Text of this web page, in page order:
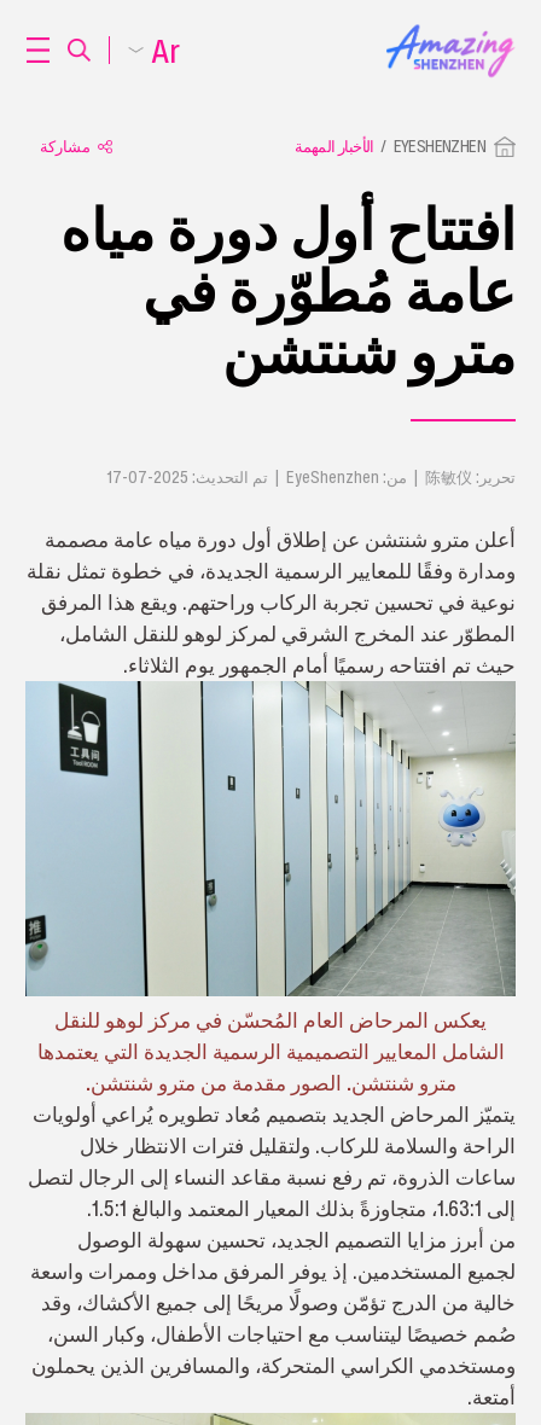
EYESHENZHEN الأخبار المهمة مشاركة
افتتاح أول دورة مياه
عامة مُطوّرة في
مترو شنتشن
تحرير: 陈敏仪 | من: EyeShenzhen | تم التحديث: 2025-07-17
أعلن مترو شنتشن عن إطلاق أول دورة مياه عامة مصممة
ومدارة وفقًا للمعايير الرسمية الجديدة، في خطوة تمثل نقلة
نوعية في تحسين تجربة الركاب وراحتهم. ويقع هذا المرفق
المطوّر عند المخرج الشرقي لمركز لوهو للنقل الشامل،
حيث تم افتتاحه رسميًا أمام الجمهور يوم الثلاثاء.
يعكس المرحاض العام المُحسّن في مركز لوهو للنقل
الشامل المعايير التصميمية الرسمية الجديدة التي يعتمدها
مترو شنتشن. الصور مقدمة من مترو شنتشن.
يتميّز المرحاض الجديد بتصميم مُعاد تطويره يُراعي أولويات
الراحة والسلامة للركاب. ولتقليل فترات الانتظار خلال
ساعات الذروة، تم رفع نسبة مقاعد النساء إلى الرجال لتصل
إلى 1.63:1، متجاوزةً بذلك المعيار المعتمد والبالغ 1.5:1.
من أبرز مزايا التصميم الجديد، تحسين سهولة الوصول
لجميع المستخدمين. إذ يوفر المرفق مداخل وممرات واسعة
خالية من الدرج تؤمّن وصولًا مريحًا إلى جميع الأكشاك، وقد
صُمم خصيصًا ليتناسب مع احتياجات الأطفال، وكبار السن،
ومستخدمي الكراسي المتحركة، والمسافرين الذين يحملون
أمتعة.
Ar